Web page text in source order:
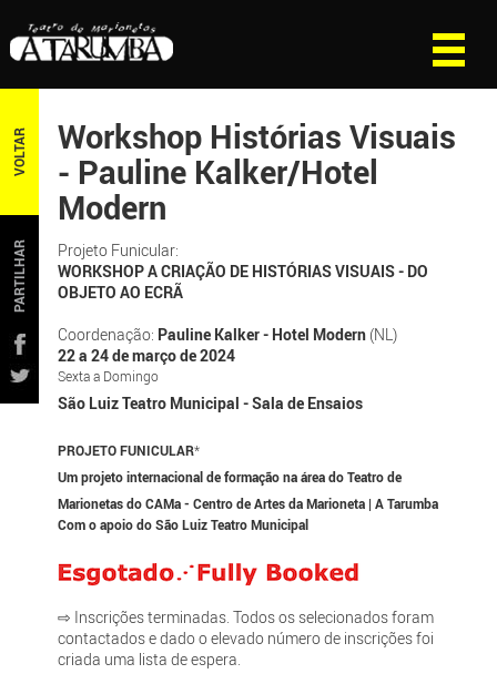
VOLTAR
PARTILHAR
Workshop Histórias Visuais
- Pauline Kalker/Hotel
Modern
Projeto Funicular:
WORKSHOP A CRIAÇÃO DE HISTÓRIAS VISUAIS - DO
OBJETO AO ECRÃ
Coordenação: Pauline Kalker - Hotel Modern (NL)
22 a 24 de março de 2024
Sexta a Domingo
São Luiz Teatro Municipal - Sala de Ensaios
PROJETO FUNICULAR*
Um projeto internacional de formação na área do Teatro de
Marionetas do CAMa - Centro de Artes da Marioneta | A Tarumba
Com o apoio do São Luiz Teatro Municipal
⇨ Inscrições terminadas. Todos os selecionados foram
contactados e dado o elevado número de inscrições foi
criada uma lista de espera.